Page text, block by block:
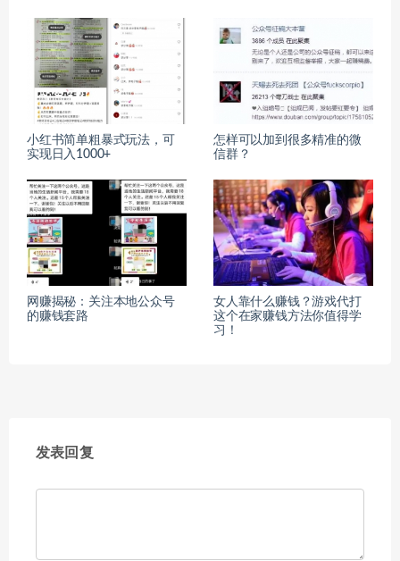
小红书简单粗暴式玩法，可
实现日入1000+
怎样可以加到很多精准的微
信群？
网赚揭秘：关注本地公众号
的赚钱套路
女人靠什么赚钱？游戏代打
这个在家赚钱方法你值得学
习！
发表回复